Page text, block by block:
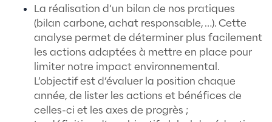
activité.
Dans ce contexte, il s’agit de déterminer
objectifs à atteindre en vue de limiter
écologique et de dresser un plan d’action
parvenir.